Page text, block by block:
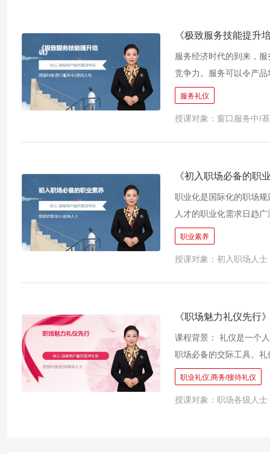
《极致服务技能提升
服务经济时代的到来，
竞争力。服务可以令产
的管理和提升在我国起
课程基于上述问题从服
述服务品质提升管理，
务品质和社会形象，赢
服务礼仪
授课对象：窗口服务中/
《初入职场必备的职
职业化是国际化的职场
人才的职业化需求日趋
神体现。如何在激烈的
初入职场人士必须慎重
仪、沟通技能，四个维
和技能，迅速从社会人
职业素养
授课对象：初入职场人士
《职场魅力礼仪先行
课程背景： 礼仪是一个
职场必备的交际工具。
象，赢得尊重，把握成
匙”，无论走到哪里，以
本课程从职业形象、职
职业礼仪,商务/接待礼仪
授课对象：职场各级人士